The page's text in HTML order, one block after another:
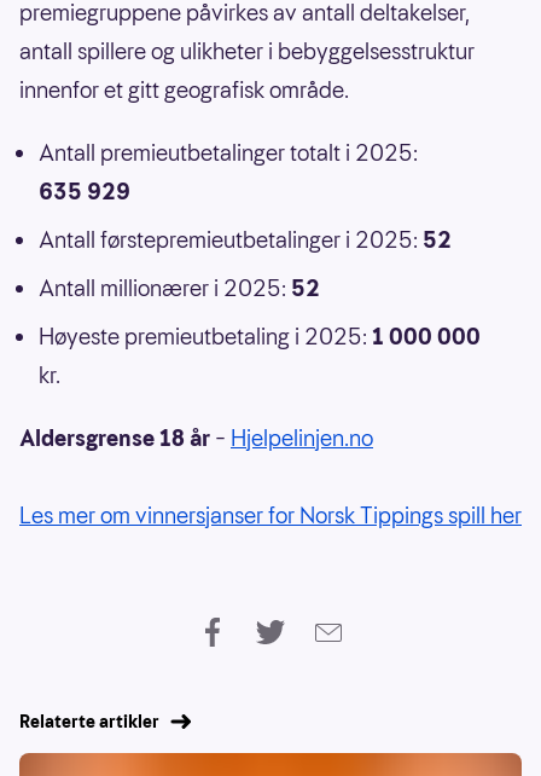
premiegruppene påvirkes av antall deltakelser,
antall spillere og ulikheter i bebyggelsesstruktur
innenfor et gitt geografisk område.
Antall premieutbetalinger totalt i 2025:
635 929
Antall førstepremieutbetalinger i 2025: 52
Antall millionærer i 2025: 52
Høyeste premieutbetaling i 2025: 1 000 000
kr.
Aldersgrense 18 år – Hjelpelinjen.no
Les mer om vinnersjanser for Norsk Tippings spill her
Relaterte artikler